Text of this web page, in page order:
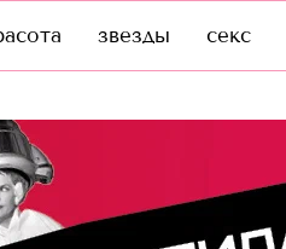
звезды секс